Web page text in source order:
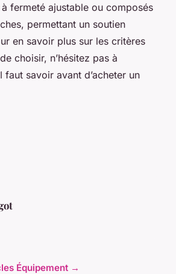
fermeté ajustable ou composés
permettant un soutien
en savoir plus sur les critères
choisir, n’hésitez pas à
faut savoir avant d’acheter un
Équipement →